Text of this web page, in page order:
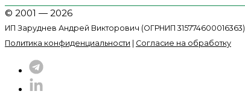
© 2001 — 2026
ИП Заруднев Андрей Викторович (ОГРНИП 315774600016363)
Политика конфиденциальности
Согласие на обработку